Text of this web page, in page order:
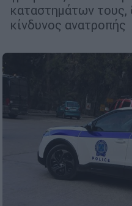
καταστημάτων τους,
κίνδυνος ανατροπής